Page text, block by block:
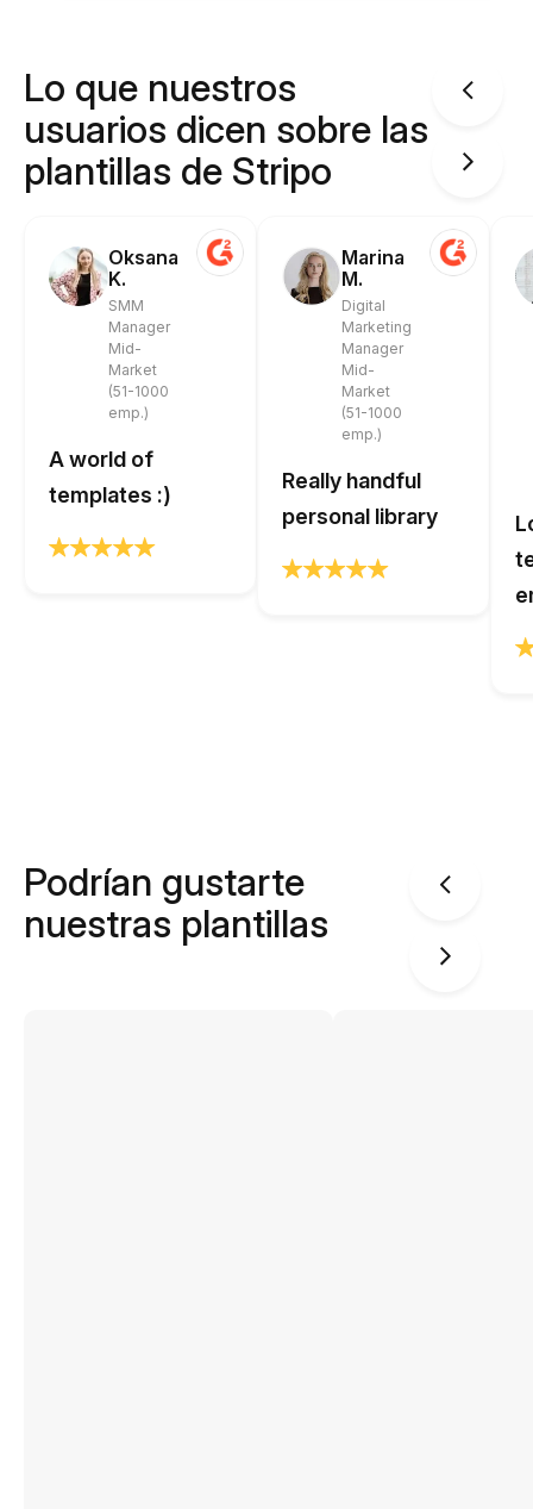
Lo que nuestros
usuarios dicen sobre las
plantillas de Stripo
Oksana
K.
SMM
Manager
Mid-
Market
(51-1000
emp.)
A world of
templates :)
Marina
M.
Digital
Marketing
Manager
Mid-
Market
(51-1000
emp.)
Really handful
personal library
Podrían gustarte
nuestras plantillas